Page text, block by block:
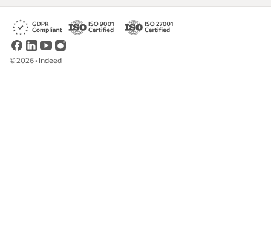
©2026• Indeed